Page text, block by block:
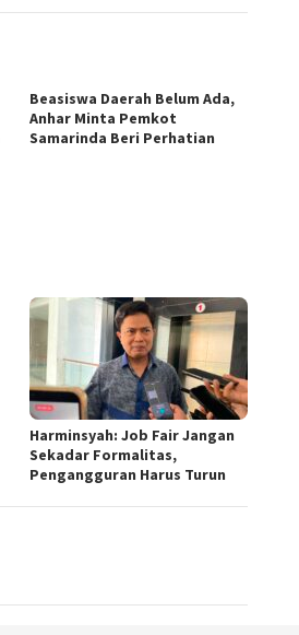
Beasiswa Daerah Belum Ada,
Anhar Minta Pemkot
Samarinda Beri Perhatian
Harminsyah: Job Fair Jangan
Sekadar Formalitas,
Pengangguran Harus Turun